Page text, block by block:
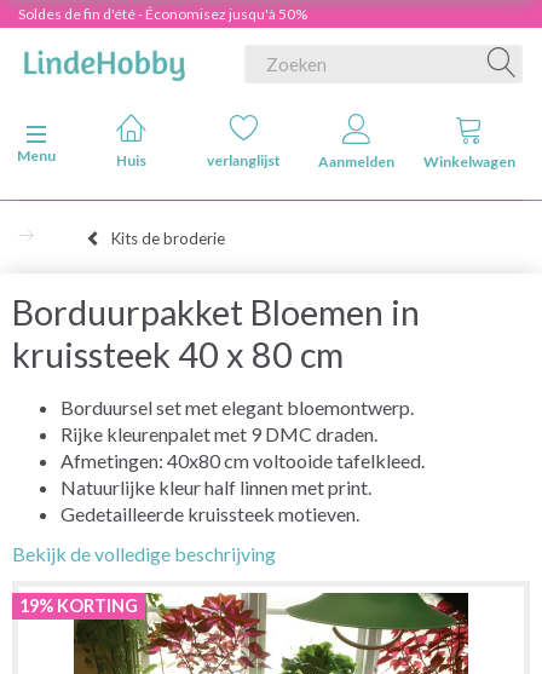
Soldes de fin d'été - Économisez jusqu'à 50%
Navigatie in-/uitschakelen
Menu
Huis verlanglijst Aanmelden Winkelwagen
Kits de broderie
Borduurpakket Bloemen in
kruissteek 40 x 80 cm
Borduursel set met elegant bloemontwerp.
Rijke kleurenpalet met 9 DMC draden.
Afmetingen: 40x80 cm voltooide tafelkleed.
Natuurlijke kleur half linnen met print.
Gedetailleerde kruissteek motieven.
Bekijk de volledige beschrijving
19% KORTING